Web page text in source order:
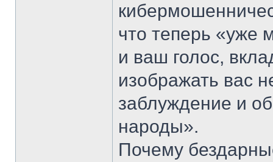
что теперь «уже
и ваш голос,
изображать вас
заблуждение и
народы».
Почему